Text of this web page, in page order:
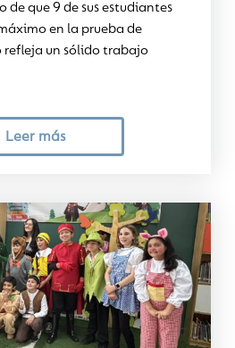
de que 9 de sus estudiantes
en la prueba de
refleja un sólido trabajo
Leer más